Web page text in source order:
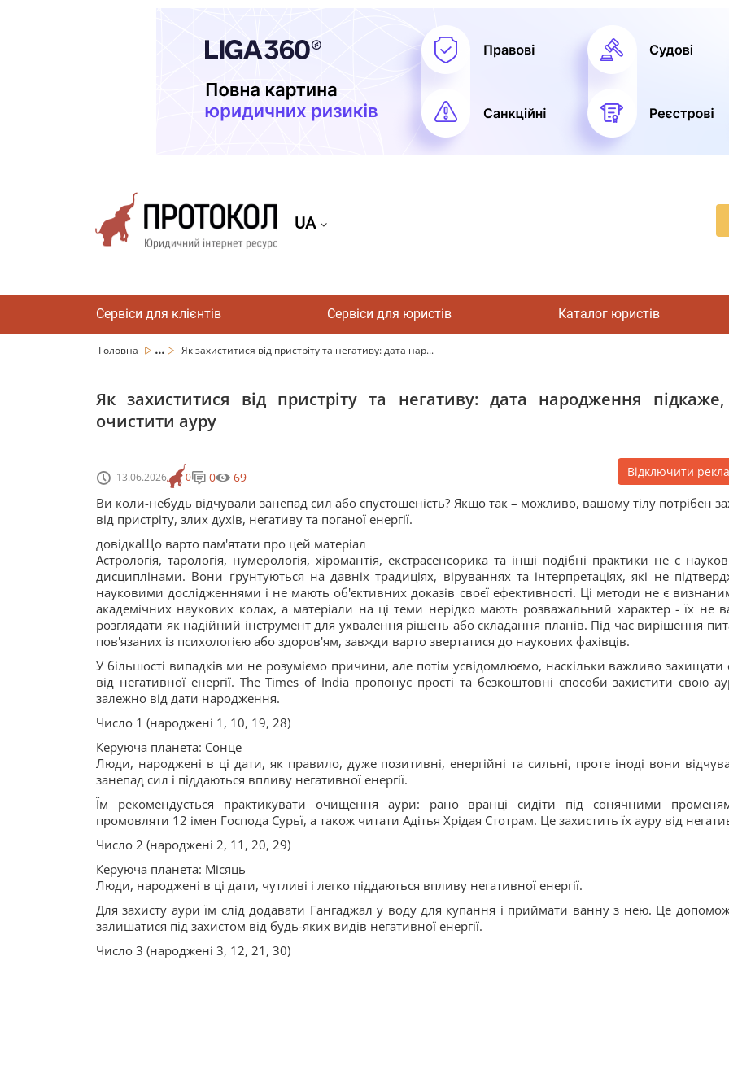
UA
Сервіси для клієнтів Сервіси для юристів Каталог юристів
Головна ... Як захиститися від пристріту та негативу: дата нар...
Як захиститися від пристріту та негативу: дата народження
очистити ауру
13.06.2026 0 0 69 Відключити
Ви коли-небудь відчували занепад сил або спустошеність? Якщо так – можливо, вашому тілу потрібен
від пристріту, злих духів, негативу та поганої енергії.
довідкаЩо варто пам'ятати про цей матеріал
Астрологія, тарологія, нумерологія, хіромантія, екстрасенсорика та інші подібні практики не є
дисциплінами. Вони ґрунтуються на давніх традиціях, віруваннях та інтерпретаціях, які не
науковими дослідженнями і не мають об'єктивних доказів своєї ефективності. Ці методи не є
академічних наукових колах, а матеріали на ці теми нерідко мають розважальний характер - їх не
розглядати як надійний інструмент для ухвалення рішень або складання планів. Під час вирішення
пов'язаних із психологією або здоров'ям, завжди варто звертатися до наукових фахівців.
У більшості випадків ми не розуміємо причини, але потім усвідомлюємо, наскільки важливо захищати
від негативної енергії. The Times of India пропонує прості та безкоштовні способи захистити свою
залежно від дати народження.
Число 1 (народжені 1, 10, 19, 28)
Керуюча планета: Сонце
Люди, народжені в ці дати, як правило, дуже позитивні, енергійні та сильні, проте іноді вони
занепад сил і піддаються впливу негативної енергії.
Їм рекомендується практикувати очищення аури: рано вранці сидіти під сонячними
промовляти 12 імен Господа Сурьї, а також читати Адітья Хрідая Стотрам. Це захистить їх ауру від
Число 2 (народжені 2, 11, 20, 29)
Керуюча планета: Місяць
Люди, народжені в ці дати, чутливі і легко піддаються впливу негативної енергії.
Для захисту аури їм слід додавати Гангаджал у воду для купання і приймати ванну з нею. Це
залишатися під захистом від будь-яких видів негативної енергії.
Число 3 (народжені 3, 12, 21, 30)